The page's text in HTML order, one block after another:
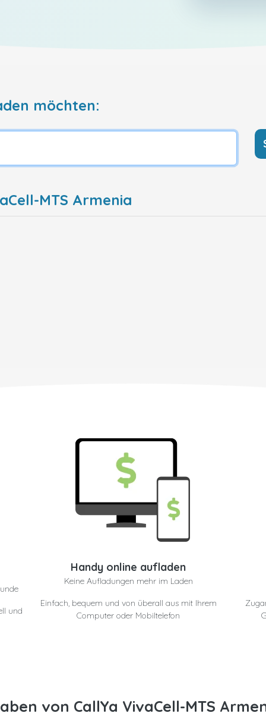
möchten:
MTS Armenia
und
Handy online aufladen
Keine Aufladungen mehr im Laden
Einfach, bequem und von überall aus mit Ihrem
Computer oder Mobiltelefon
von CallYa VivaCell-MTS